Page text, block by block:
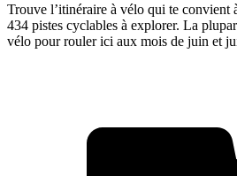
Trouve l’itinéraire à vélo qui te convient
434 pistes cyclables à explorer. La
vélo pour rouler ici aux mois de juin et